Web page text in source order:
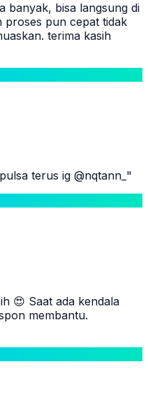
banyak, bisa langsung di
proses pun cepat tidak
terima kasih
terus ig @nqtann_ "
😍 Saat ada kendala
membantu.